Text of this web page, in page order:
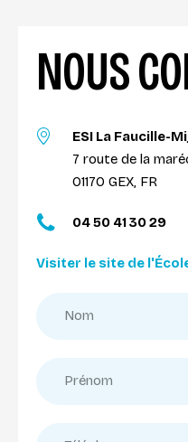
NOUS
ESI La Faucille-
7 route de la
01170 GEX, FR
04 50 41 30 29
Visiter le site de